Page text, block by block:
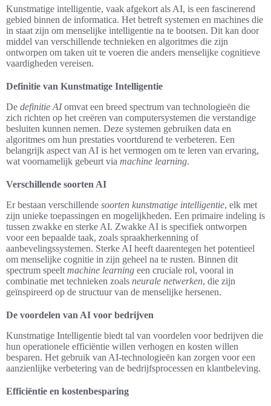
Kunstmatige intelligentie, vaak afgekort als AI, is een fascinerend
gebied binnen de informatica. Het betreft systemen en machines die
in staat zijn om menselijke intelligentie na te bootsen. Dit kan door
middel van verschillende technieken en algoritmes die zijn
ontworpen om taken uit te voeren die anders menselijke cognitieve
vaardigheden vereisen.
Definitie van Kunstmatige Intelligentie
De definitie AIomvat een breed spectrum van technologieën die
zich richten op het creëren van computersystemen die verstandige
besluiten kunnen nemen. Deze systemen gebruiken data en
algoritmes om hun prestaties voortdurend te verbeteren. Een
belangrijk aspect van AI is het vermogen om te leren van ervaring,
wat voornamelijk gebeurt via machine learning.
Verschillende soorten AI
Er bestaan verschillende soorten kunstmatige intelligentie, elk met
zijn unieke toepassingen en mogelijkheden. Een primaire indeling is
tussen zwakke en sterke AI. Zwakke AI is specifiek ontworpen
voor een bepaalde taak, zoals spraakherkenning of
aanbevelingssystemen. Sterke AI heeft daarentegen het potentieel
om menselijke cognitie in zijn geheel na te rusten. Binnen dit
spectrum speelt machine learning een cruciale rol, vooral in
combinatie met technieken zoals neurale netwerken, die zijn
geïnspireerd op de structuur van de menselijke hersenen.
De voordelen van AI voor bedrijven
Kunstmatige Intelligentie biedt tal van voordelen voor bedrijven die
hun operationele efficiëntie willen verhogen en kosten willen
besparen. Het gebruik van AI-technologieën kan zorgen voor een
aanzienlijke verbetering van de bedrijfsprocessen en klantbeleving.
Efficiëntie en kostenbesparing